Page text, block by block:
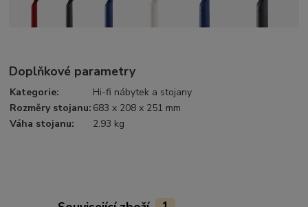
Doplňkové parametry
Kategorie:
Hi-fi nábytek a stojany
Rozměry stojanu: 683 x 208 x 251 mm
Váha stojanu: 2.93 kg